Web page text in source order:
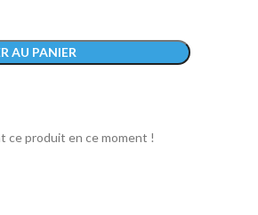
AU PANIER
ce produit en ce moment !